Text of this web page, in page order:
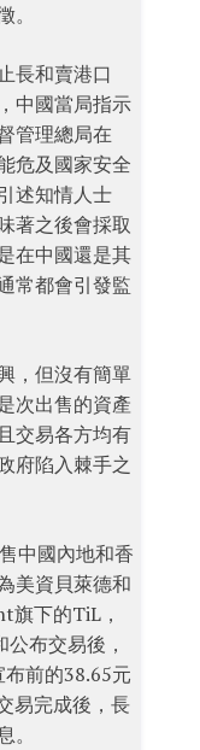
長和賣港口
中國當局指示
管理總局在
危及國家安全
述知情人士
著之後會採取
在中國還是其
常都會引發監
，但沒有簡單
次出售的資產
交易各方均有
府陷入棘手之
中國內地和香
美資貝萊德和
旗下的TiL，
布交易後，
前的38.65元
易完成後，長